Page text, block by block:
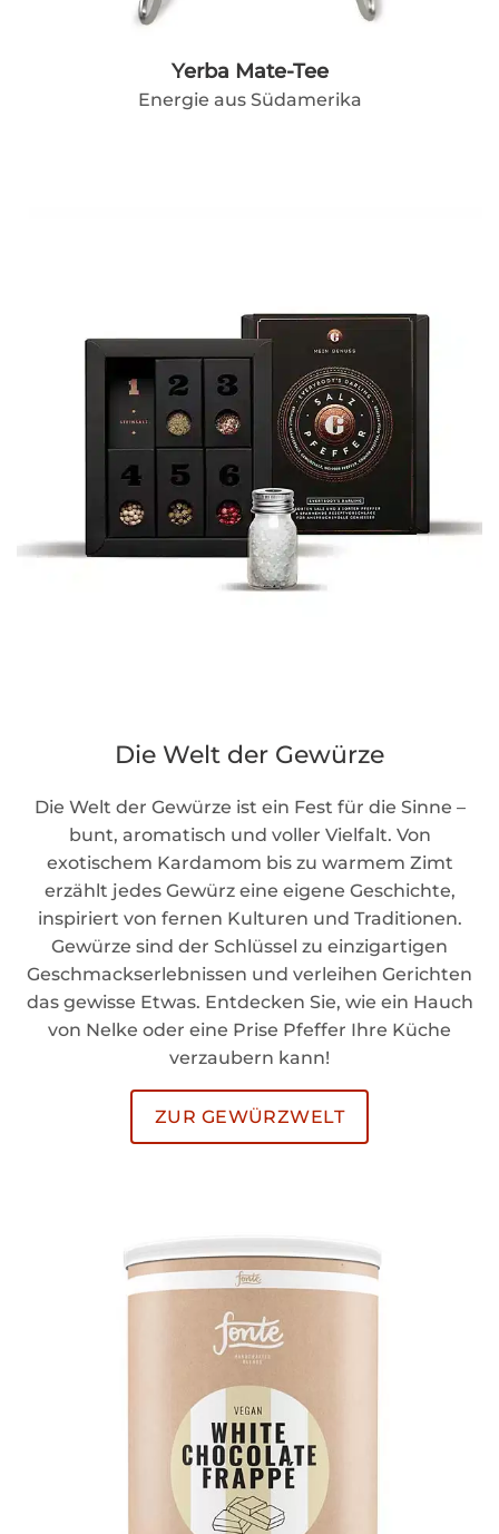
Yerba Mate-Tee
Energie aus Südamerika
Die Welt der Gewürze
Die Welt der Gewürze ist ein Fest für die Sinne –
bunt, aromatisch und voller Vielfalt. Von
exotischem Kardamom bis zu warmem Zimt
erzählt jedes Gewürz eine eigene Geschichte,
inspiriert von fernen Kulturen und Traditionen.
Gewürze sind der Schlüssel zu einzigartigen
Geschmackserlebnissen und verleihen Gerichten
das gewisse Etwas. Entdecken Sie, wie ein Hauch
von Nelke oder eine Prise Pfeffer Ihre Küche
verzaubern kann!
ZUR GEWÜRZWELT